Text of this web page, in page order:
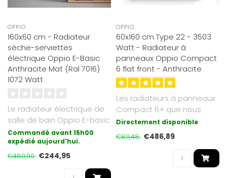
OPPIO
160x60 cm - Radiateur
sèche-serviettes
électrique Oppio E-Basic
Anthracite Mat (Ral 7016)
1072 Watt
Le radiateur électrique de
salle de bain Oppio E-basic
est la forme de chauffag..
Commandé avant 15h00
expédié aujourd'hui.
€489,90 €244,95
OPPIO
60x160 cm Type 22 - 3503
Watt - Radiateur à
panneaux Oppio Compact
6 flat front - Anthracite
Les radiateurs à panneaux
Compact 6+ que nous
proposons sont de finition
mate e..
Directement disponible
€811,48 €486,89